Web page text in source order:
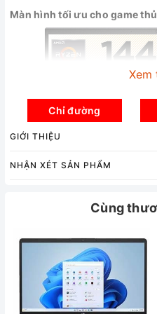
Màn‌ ‌hình‌ ‌tối ưu cho game thủ‌
HP Omen 15 en1570wm
‌hình‌ ‌Full‌ ‌HD‌ ‌IPS‌ ‌có‌ ‌tần‌ ‌số‌
Xem
Chỉ đường
GIỚI THIỆU
NHẬN XÉT SẢN PHẨM
Cùng